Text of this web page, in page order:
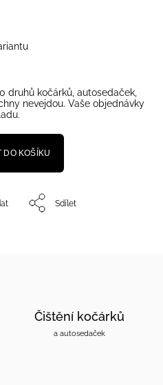
druhů kočárků, autosedaček,
nevejdou. Vaše objednávky
DO KOŠÍKU
Sdílet
Čištění kočárků
a autosedaček